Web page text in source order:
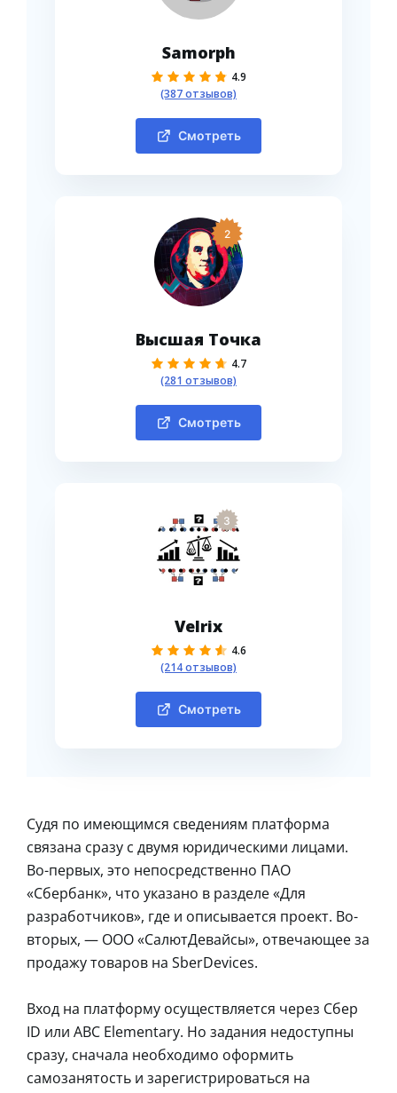
Samorph
4.9
(387 отзывов)
Смотреть
2
Высшая Точка
4.7
(281 отзывов)
Смотреть
3
Velrix
4.6
(214 отзывов)
Смотреть
Судя по имеющимся сведениям платформа
связана сразу с двумя юридическими лицами.
Во-первых, это непосредственно ПАО
«Сбербанк», что указано в разделе «Для
разработчиков», где и описывается проект. Во-
вторых, — ООО «СалютДевайсы», отвечающее за
продажу товаров на SberDevices.
Вход на платформу осуществляется через Сбер
ID или ABC Elementary. Но задания недоступны
сразу, сначала необходимо оформить
самозанятость и зарегистрироваться на